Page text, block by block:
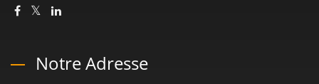
Notre Adresse